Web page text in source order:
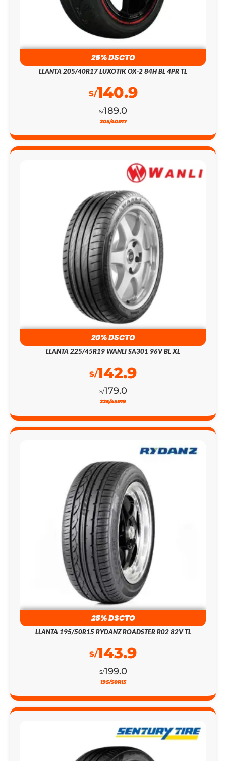
25% DSCTO
LLANTA 205/40R17 LUXOTIK OX-2 84H BL 4PR TL
S/189.0
S/140.9
205/40R17
20% DSCTO
LLANTA 225/45R19 WANLI SA301 96V BL XL
S/179.0
S/142.9
225/45R19
28% DSCTO
LLANTA 195/50R15 RYDANZ ROADSTER R02 82V TL
S/199.0
S/143.9
195/50R15